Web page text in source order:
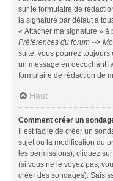
sur le formulaire de
la signature par défaut à
« Attacher ma signature » à
Préférences du forum -->
suite, vous pourrez toujours
un message en décochant
formulaire de rédaction de
Haut
Comment créer un
Il est facile de créer un
sujet ou la modification du
les permissions), cliquez sur
(si vous ne le voyez pas,
créer des sondages).